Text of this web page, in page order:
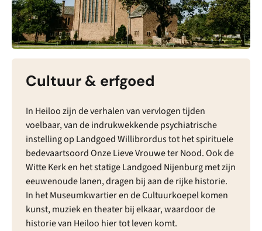
Cultuur & erfgoed
In Heiloo zijn de verhalen van vervlogen tijden
voelbaar, van de indrukwekkende psychiatrische
instelling op Landgoed Willibrordus tot het spirituele
bedevaartsoord Onze Lieve Vrouwe ter Nood. Ook de
Witte Kerk en het statige Landgoed Nijenburg met zijn
eeuwenoude lanen, dragen bij aan de rijke historie.
In het Museumkwartier en de Cultuurkoepel komen
kunst, muziek en theater bij elkaar, waardoor de
historie van Heiloo hier tot leven komt.